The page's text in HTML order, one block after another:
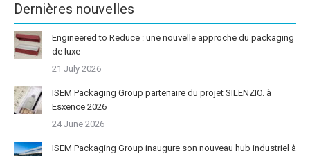
Dernières nouvelles
Engineered to Reduce : une nouvelle approche du packaging
de luxe
21 July 2026
ISEM Packaging Group partenaire du projet SILENZIO. à
Esxence 2026
24 June 2026
ISEM Packaging Group inaugure son nouveau hub industriel à